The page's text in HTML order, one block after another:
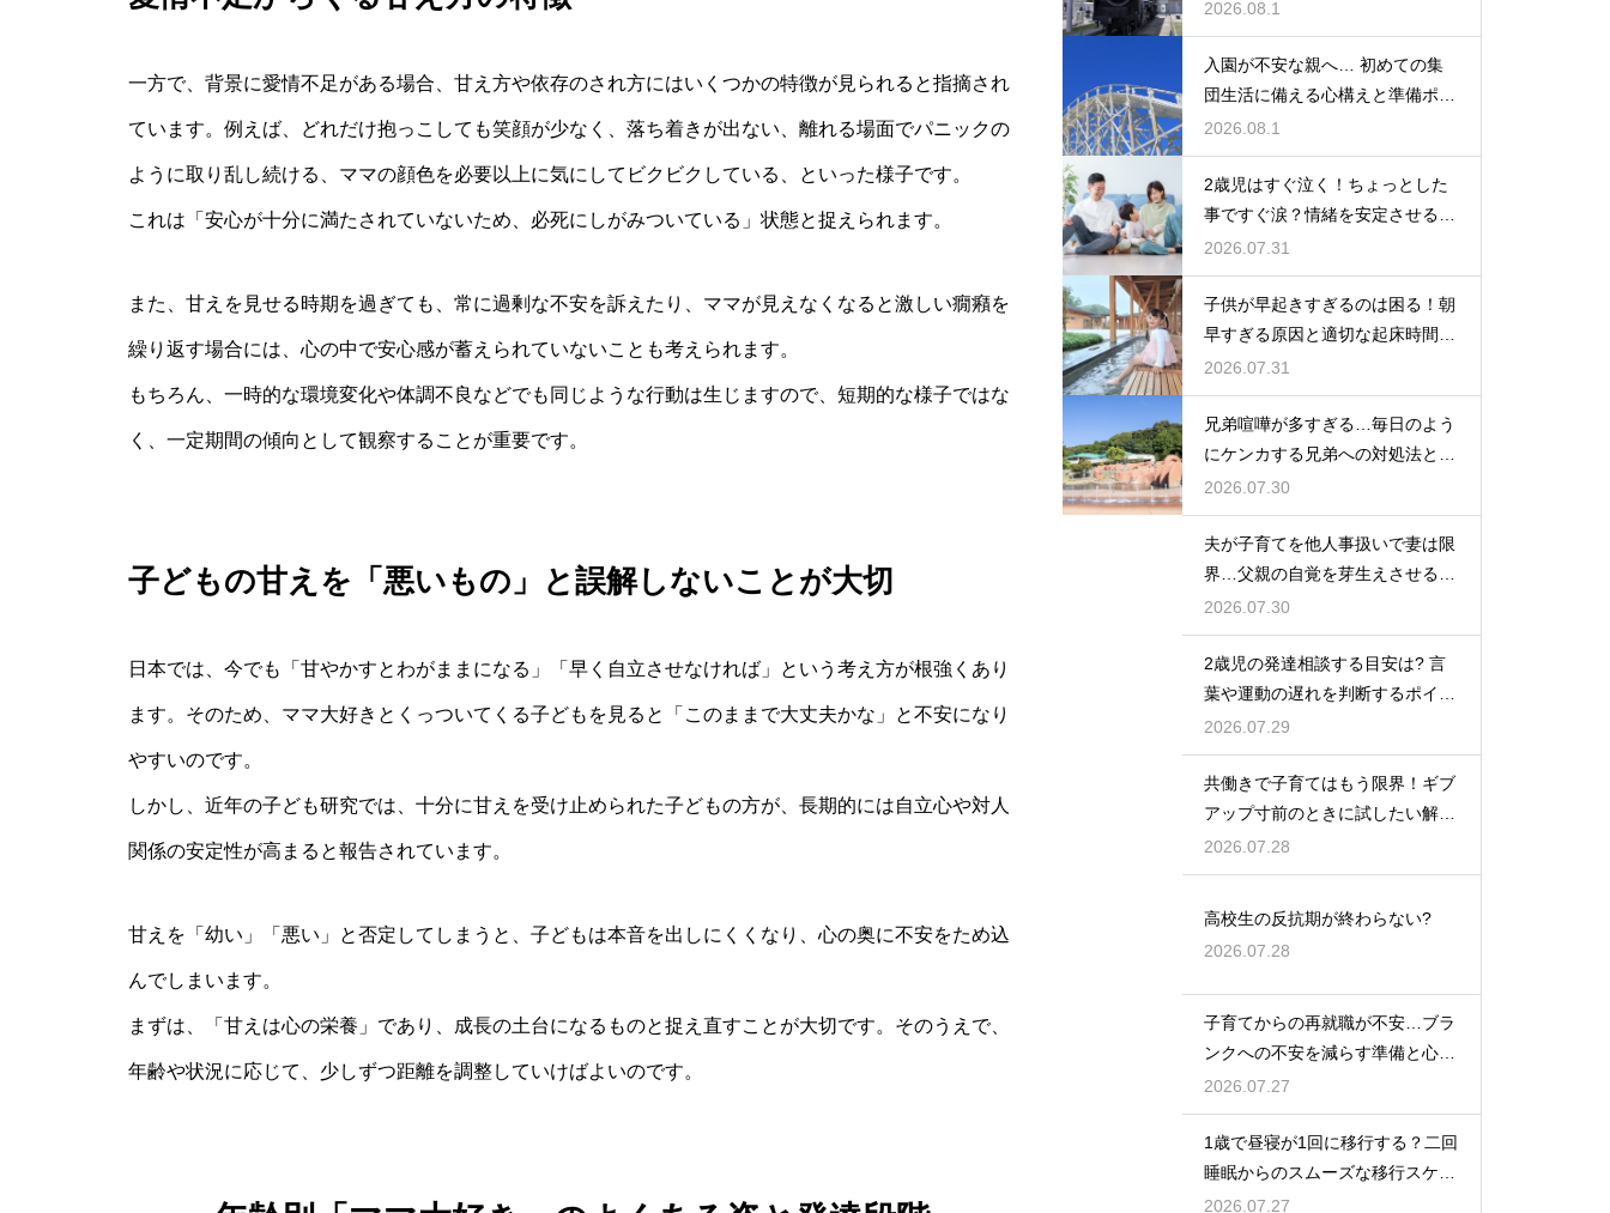
一方で、背景に愛情不足がある場合、甘え方や依存のされ方にはいくつかの特徴が見られると指摘され
ています。例えば、どれだけ抱っこしても笑顔が少なく、落ち着きが出ない、離れる場面でパニックの
ように取り乱し続ける、ママの顔色を必要以上に気にしてビクビクしている、といった様子です。
これは「安心が十分に満たされていないため、必死にしがみついている」状態と捉えられます。
また、甘えを見せる時期を過ぎても、常に過剰な不安を訴えたり、ママが見えなくなると激しい癇癪を
繰り返す場合には、心の中で安心感が蓄えられていないことも考えられます。
もちろん、一時的な環境変化や体調不良などでも同じような行動は生じますので、短期的な様子ではな
く、一定期間の傾向として観察することが重要です。
子どもの甘えを「悪いもの」と誤解しないことが大切
日本では、今でも「甘やかすとわがままになる」「早く自立させなければ」という考え方が根強くあり
ます。そのため、ママ大好きとくっついてくる子どもを見ると「このままで大丈夫かな」と不安になり
やすいのです。
しかし、近年の子ども研究では、十分に甘えを受け止められた子どもの方が、長期的には自立心や対人
関係の安定性が高まると報告されています。
甘えを「幼い」「悪い」と否定してしまうと、子どもは本音を出しにくくなり、心の奥に不安をため込
んでしまいます。
まずは、「甘えは心の栄養」であり、成長の土台になるものと捉え直すことが大切です。そのうえで、
年齢や状況に応じて、少しずつ距離を調整していけばよいのです。
和らげる対処法
2026.08.1
入園が不安な親へ… 初めての集
団生活に備える心構えと準備ポイ
ントを紹介
2026.08.1
2歳児はすぐ泣く！ちょっとした
事ですぐ涙？情緒を安定させる関
わり方
2026.07.31
子供が早起きすぎるのは困る！朝
早すぎる原因と適切な起床時間へ
の調整法
2026.07.31
兄弟喧嘩が多すぎる…毎日のよう
にケンカする兄弟への対処法と仲
直りさせるコツ
2026.07.30
夫が子育てを他人事扱いで妻は限
界…父親の自覚を芽生えさせるカ
ギは夫婦の会話にあり
2026.07.30
2歳児の発達相談する目安は? 言
葉や運動の遅れを判断するポイン
トを紹介
2026.07.29
共働きで子育てはもう限界！ギブ
アップ寸前のときに試したい解決
策
2026.07.28
高校生の反抗期が終わらない?
2026.07.28
子育てからの再就職が不安…ブラ
ンクへの不安を減らす準備と心構
えを解説
2026.07.27
1歳で昼寝が1回に移行する？二回
睡眠からのスムーズな移行スケジ
ュール
2026.07.27